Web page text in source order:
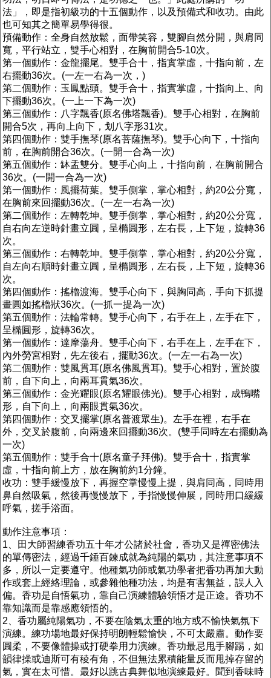
法」，即是指初級功的十五個動作，以及預備式和收功。由此
也可知其之簡單易學得很。
預備動作：全身自然放鬆，面帶笑容，雙腳自然分開，與肩同
寬，平行站立，雙手心相對，在胸前開合5-10次。
第一個動作：金龍擺尾。雙手合十，指實掌虛，十指向前，左
右擺動36次。(一左一右為一次，)
第二個動作：玉鳳點頭。雙手合十，指實掌虛，十指向上、向
下擺動36次。(一上一下為一次)
第三個動作：八字飄香(原名佛塔飄香)。雙手心相對，在胸前
開合5次，再向上向下，划八字形31次。
第四個動作：雙手撫琴(原名菩薩撫琴)。雙手心向下，十指向
前，在胸前開合36次。(一開一合為一次)
第五個動作：缽盂雙分。雙手心向上，十指向前，在胸前開合
36次。(一開一合為一次)
第一個動作：風擺荷葉。雙手側掌，掌心相對，約20公分寬，
在胸前來回擺動36次。(一左一右為一次)
第二個動作：左轉乾坤。雙手側掌，掌心相對，約20公分寬，
自右向左逆時針畫立圓，呈橢圓形，左右長，上下短，旋轉36
次。
第三個動作：右轉乾坤。雙手側掌，掌心相對，約20公分寬，
自左向右順時針畫立圓，呈橢圓形，左右長，上下短，旋轉36
次。
第四個動作：搖櫓渡海。雙手心向下，與胸同高，手向下抓提
畫圓如搖櫓狀36次。(一抓一提為一次)
第五個動作：法輪常轉。雙手心向下，右手在上，左手在下，
呈橢圓形，旋轉36次。
第一個動作：達摩蕩舟。雙手心向下，右手在上，左手在下，
內外勞宮相對，先左後右，擺動36次。(一左一右為一次)
第二個動作：雙風貫耳(原名佛風貫耳)。雙手心相對，置於腹
前，自下向上，向兩耳貫氣36次。
第三個動作：金光耀眼(原名耀眼佛光)。雙手心相對，成鴨嘴
形，自下向上，向兩眼貫氣36次。
第四個動作：交叉擺掌(原名普渡眾生)。左手在裡，右手在
外，交叉於腹前，向兩邊來回擺動36次。(雙手同時左右擺動為
一次)
第五個動作：雙手合十(原名童子拜佛)。雙手合十，指實掌
虛，十指向前上方，放在胸前約1分鐘。
收功：雙手緩慢放下，再握空掌慢慢上提，與肩同高，同時用
鼻自然吸氣，然後再慢慢放下，手指慢慢伸展，同時用口緩緩
呼氣，搓手浴面。
動作注意事項：
1、田大師習練香功五十年才公諸於社會，香功又是禪密佛法
的單傳密法，經過千錘百鍊成就為純陽的氣功，其注意事項不
多，所以一定要遵守。他種氣功師或氣功學者把香功再加大動
作或套上經絡理論，或參雜他種功法，均是有害無益，誤人入
偏。香功是自悟氣功，靠自己演練體驗領悟才是正途。香功不
靠知識而是靠感應領悟的。
2、香功屬純陽氣功，不要在陰氣太重的地方或不愉快氣氛下
演練。練功場地最好保持明朗輕鬆愉快，不可太嚴肅。動作要
圓柔，不要像體操或打硬拳用力演練。香功最忌甩手腳踢，如
韻律操或迪斯可有稜有角，不但無法累積能量反而甩掉存留的
氣，實在太可惜。最好以跳古典舞似地演練最好。聞到香味時